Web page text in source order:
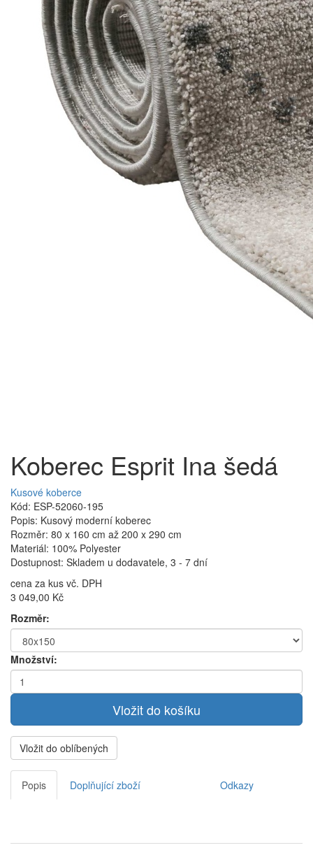
Koberec Esprit Ina šedá
Kusové koberce
Kód: ESP-52060-195
Popis: Kusový moderní koberec
Rozměr: 80 x 160 cm až 200 x 290 cm
Materiál: 100% Polyester
Dostupnost: Skladem u dodavatele, 3 - 7 dní
cena za kus vč. DPH
3 049,00 Kč
Rozměr:
Množství:
Vložit do oblíbených
Popis Doplňující zboží Odkazy